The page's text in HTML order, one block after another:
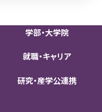
学部・大学院
就職・キャリア
研究・産学公連携